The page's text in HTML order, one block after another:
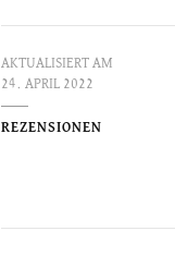
AKTUALISIERT AM
24. APRIL 2022
REZENSIONEN